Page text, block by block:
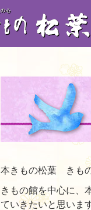
本きもの松葉 きも
きもの館を中心に、
ていきたいと思いま